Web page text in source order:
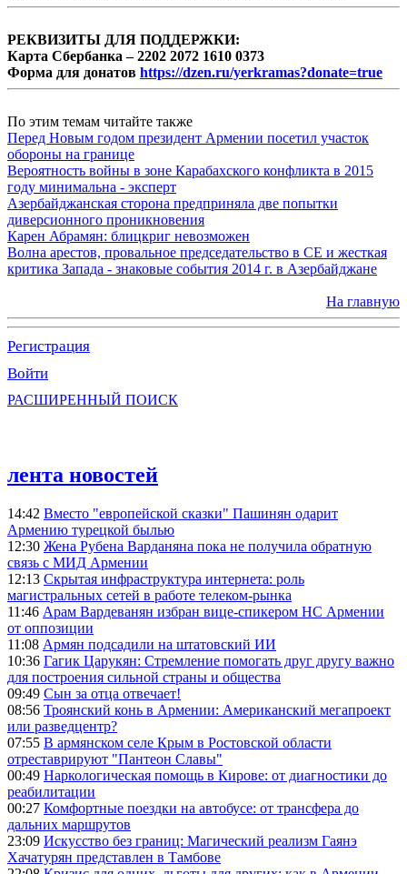
РЕКВИЗИТЫ ДЛЯ ПОДДЕРЖКИ:
Карта Сбербанка – 2202 2072 1610 0373
Форма для донатов https://dzen.ru/yerkramas?donate=true
По этим темам читайте также
Перед Новым годом президент Армении посетил участок
обороны на границе
Вероятность войны в зоне Карабахского конфликта в 2015
году минимальна - эксперт
Азербайджанская сторона предприняла две попытки
диверсионного проникновения
Карен Абрамян: блицкриг невозможен
Волна арестов, провальное председательство в СЕ и жесткая
критика Запада - знаковые события 2014 г. в Азербайджане
На главную
Регистрация
Войти
РАСШИРЕННЫЙ ПОИСК
лента новостей
14:42 Вместо "европейской сказки" Пашинян одарит
Армению турецкой былью
12:30 Жена Рубена Варданяна пока не получила обратную
связь с МИД Армении
12:13 Скрытая инфраструктура интернета: роль
магистральных сетей в работе телеком-рынка
11:46 Арам Вардеванян избран вице-спикером НС Армении
от оппозиции
11:08 Армян подсадили на штатовский ИИ
10:36 Гагик Царукян: Стремление помогать друг другу важно
для построения сильной страны и общества
09:49 Сын за отца отвечает!
08:56 Троянский конь в Армении: Американский мегапроект
или разведцентр?
07:55 В армянском селе Крым в Ростовской области
отреставрируют "Пантеон Славы"
00:49 Наркологическая помощь в Кирове: от диагностики до
реабилитации
00:27 Комфортные поездки на автобусе: от трансфера до
дальних маршрутов
23:09 Искусство без границ: Магический реализм Гаянэ
Хачатурян представлен в Тамбове